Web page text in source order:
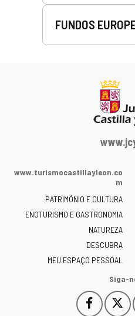
FUNDOS
Portal
Junta
Castilla
y
León
-
www.turismocastillayleon.co
m
PATRIMÓNIO E CULTURA
ENOTURISMO E GASTRONOMIA
NATUREZA
DESCUBRA
MEU ESPAÇO PESSOAL
Siga-
Facebook
Este
Este